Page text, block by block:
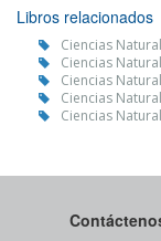
Libros relacionados
Ciencias
Ciencias
Ciencias
Ciencias
Ciencias